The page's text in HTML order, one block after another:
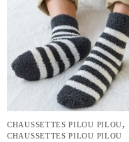
CHAUSSETTES PILOU PILOU,
CHAUSSETTES PILOU PILOU